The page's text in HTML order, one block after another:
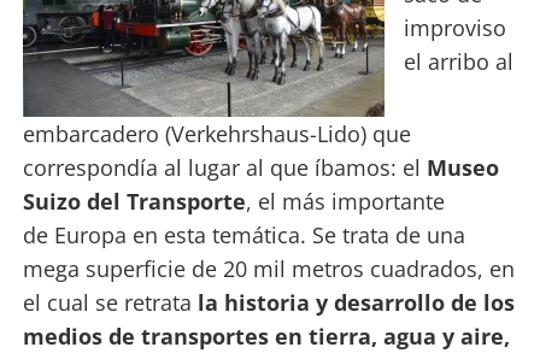
improviso
el arribo al
embarcadero (Verkehrshaus-Lido) que
correspondía al lugar al que íbamos: el Museo
Suizo del Transporte, el más importante
de Europa en esta temática. Se trata de una
mega superficie de 20 mil metros cuadrados, en
el cual se retrata la historia y desarrollo de los
medios de transportes en tierra, agua y aire,